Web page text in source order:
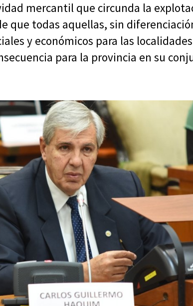
mercantil que circunda la
que todas aquellas, sin
y económicos para las
para la provincia en su